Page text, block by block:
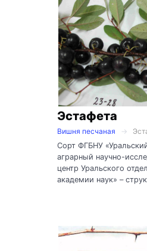
Эстафета
Вишня песчаная
Сорт ФГБНУ
аграрный научно-
центр Уральского
академии наук» –